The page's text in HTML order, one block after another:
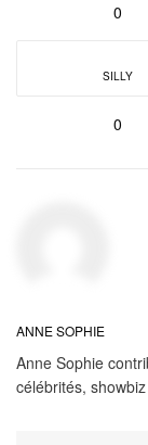
0
SILLY
0
ANNE SOPHIE
Anne Sophie
célébrités,